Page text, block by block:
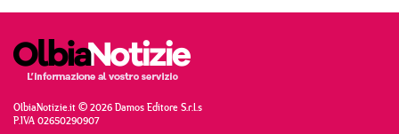
OlbiaNotizie.it © 2026 Damos Editore S.r.l.s
P.IVA 02650290907